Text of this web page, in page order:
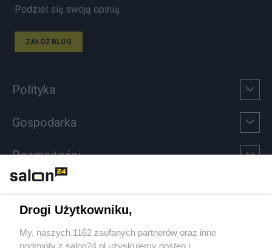
Podziel się swoją opinią
ZAŁÓŻ BLOG
Polityka
Gospodarka
Rozmaitości
Sport
Drogi Użytkowniku,
My, naszych 1162 zaufanych partnerów oraz inne
podmioty z salon24.pl uzyskujemy dostęp i